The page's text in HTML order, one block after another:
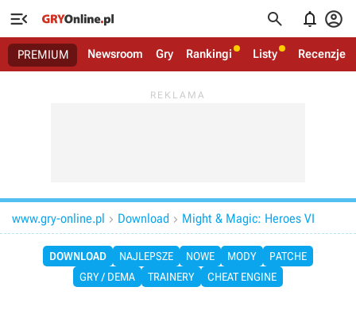
   
PREMIUM Newsroom Gry Rankingi Listy Recenzje
www.gry-online.pl  Download  Might & Magic: Heroes VI
DOWNLOAD NAJLEPSZE NOWE MODY
PATCHE
GRY / DEMA
TRAINERY CHEAT ENGINE